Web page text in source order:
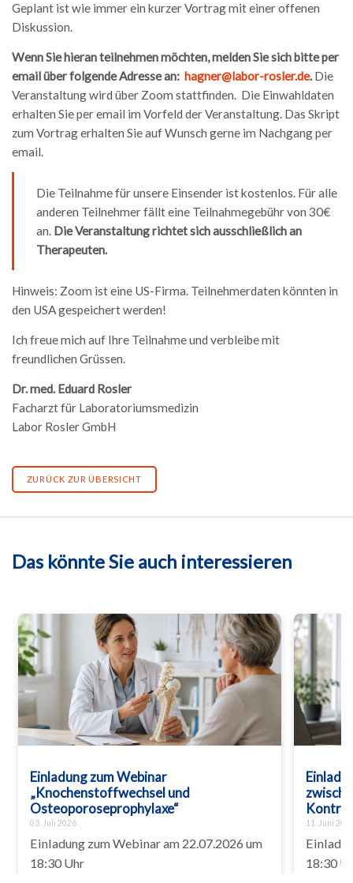
ZURÜCK ZUR ÜBERSICHT
Geplant ist wie immer ein kurzer Vortrag mit einer offenen
Diskussion.
Wenn Sie hieran teilnehmen möchten, melden Sie sich bitte per
email über folgende Adresse an: hagner@labor-rosler.de. Die
Veranstaltung wird über Zoom stattfinden. Die Einwahldaten
erhalten Sie per email im Vorfeld der Veranstaltung. Das Skript
zum Vortrag erhalten Sie auf Wunsch gerne im Nachgang per
email.
Die Teilnahme für unsere Einsender ist kostenlos. Für alle
anderen Teilnehmer fällt eine Teilnahmegebühr von 30€
an. Die Veranstaltung richtet sich ausschließlich an
Therapeuten.
Hinweis: Zoom ist eine US-Firma. Teilnehmerdaten könnten in
den USA gespeichert werden!
Ich freue mich auf Ihre Teilnahme und verbleibe mit
freundlichen Grüssen.
Dr. med. Eduard Rosler
Facharzt für Laboratoriumsmedizin
Labor Rosler GmbH
Das könnte Sie auch interessieren
Einladung zum Webinar
„Knochenstoffwechsel und
Osteoporoseprophylaxe“
03. Juli 2026
Einladung zum Webinar am 22.07.2026 um
18:30 Uhr
11. Juni
18:30